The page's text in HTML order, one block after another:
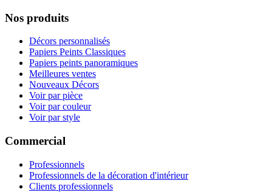
Nos produits
Décors personnalisés
Papiers Peints Classiques
Papiers peints panoramiques
Meilleures ventes
Nouveaux Décors
Voir par pièce
Voir par couleur
Voir par style
Commercial
Professionnels
Professionnels de la décoration d'intérieur
Clients professionnels